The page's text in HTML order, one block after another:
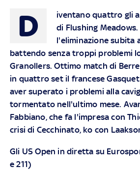
D
iventano quattro gli
di Flushing
l'eliminazione subita
battendo senza troppi problemi
Granollers. Ottimo match di
in quattro set il francese
aver superato i problemi alla
tormentato nell'ultimo mese.
Fabbiano, che fa l'impresa con
crisi di Cecchinato, ko con
Gli US Open in diretta su
e 211)